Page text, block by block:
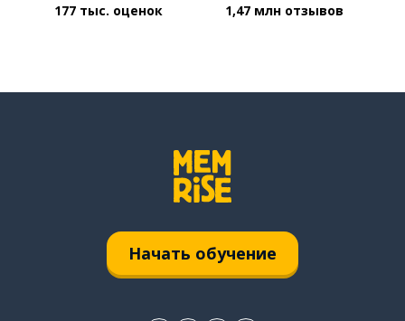
177 тыс. оценок 1,47 млн отзывов
Начать обучение